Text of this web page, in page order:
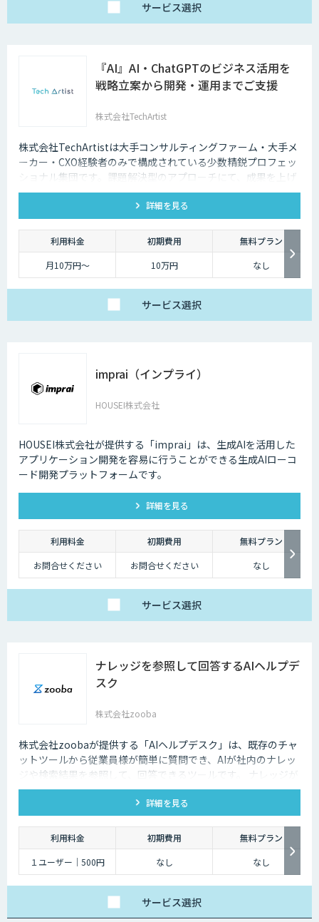
サービス選択
『AI』AI・ChatGPTのビジネス活用を
戦略立案から開発・運用までご支援
株式会社TechArtist
株式会社TechArtistは大手コンサルティングファーム・大手メ
ーカー・CXO経験者のみで構成されている少数精鋭プロフェッ
ショナル集団です。課題解決型のアプローチにて、成果を上げ
るソリューションを『高速』『高品質』『低予算』でご提供可
詳細を見る
利用料金 初期費用
無料プラン
月10万円〜
10万円 なし
サービス選択
imprai（インプライ）
HOUSEI株式会社
HOUSEI株式会社が提供する「imprai」は、生成AIを活用した
アプリケーション開発を容易に行うことができる生成AIローコ
ード開発プラットフォームです。
詳細を見る
利用料金 初期費用
無料プラン
お問合せください
お問合せください なし
サービス選択
ナレッジを参照して回答するAIヘルプデ
スク
株式会社zooba
株式会社zoobaが提供する「AIヘルプデスク」は、既存のチャ
ットツールから従業員様が簡単に質問でき、AIが社内のナレッ
ジや検索結果を参照して、回答できるツールです。 ナレッジが
ないものは、チケットが作成され、フィードバックを行うこと
でナレッジを追加が可能です。詳細を見る
利用料金 初期費用
無料プラン
１ユーザー｜500円
なし なし
サービス選択